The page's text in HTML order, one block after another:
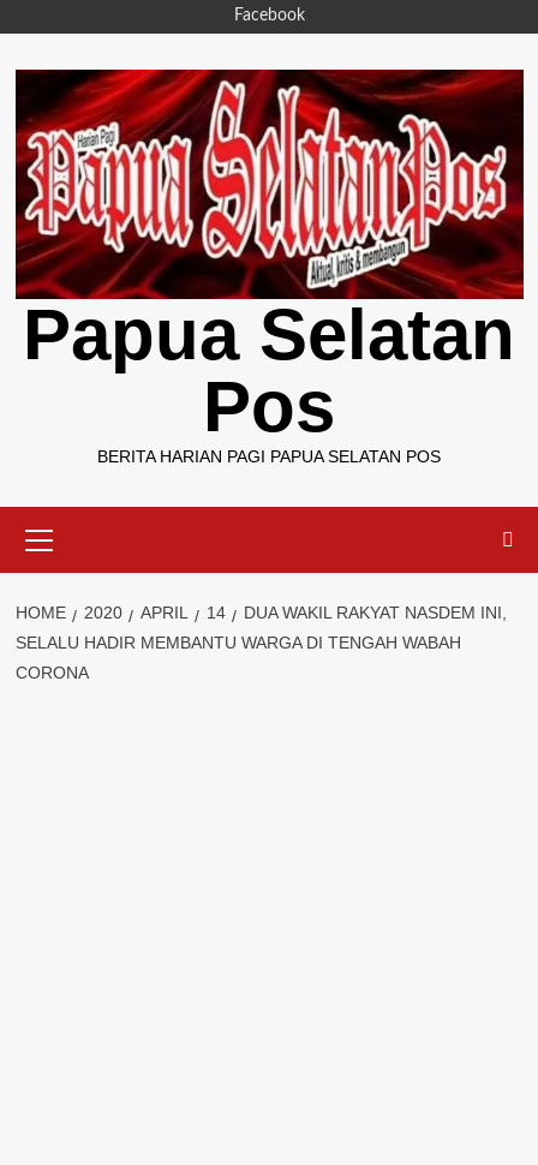
content
Facebook
Papua Selatan
Pos
BERITA HARIAN PAGI PAPUA SELATAN POS
Menu
HOME 2020 APRIL 14
DUA WAKIL RAKYAT NASDEM INI,
SELALU HADIR MEMBANTU WARGA DI TENGAH WABAH
CORONA